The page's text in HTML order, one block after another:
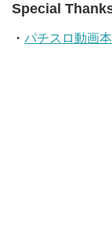
Special
・ パチスロ動画